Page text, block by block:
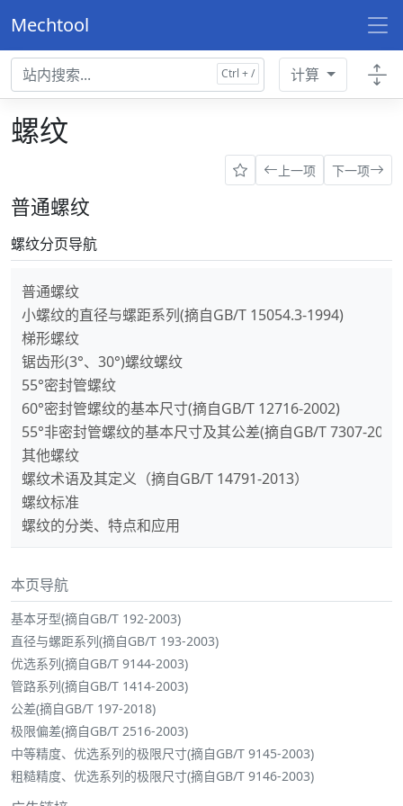
Mechtool
计算
螺纹
上一项 下一项
普通螺纹
螺纹分页导航
普通螺纹
小螺纹的直径与螺距系列(摘自GB/T 15054.3-1994)
梯形螺纹
锯齿形(3°、30°)螺纹螺纹
55°密封管螺纹
60°密封管螺纹的基本尺寸(摘自GB/T 12716-2002)
55°非密封管螺纹的基本尺寸及其公差(摘自GB/T 7307-2001)
其他螺纹
螺纹术语及其定义（摘自GB/T 14791-2013）
螺纹标准
螺纹的分类、特点和应用
本页导航
基本牙型(摘自GB/T 192-2003)
直径与螺距系列(摘自GB/T 193-2003)
优选系列(摘自GB/T 9144-2003)
管路系列(摘自GB/T 1414-2003)
公差(摘自GB/T 197-2018)
极限偏差(摘自GB/T 2516-2003)
中等精度、优选系列的极限尺寸(摘自GB/T 9145-2003)
粗糙精度、优选系列的极限尺寸(摘自GB/T 9146-2003)